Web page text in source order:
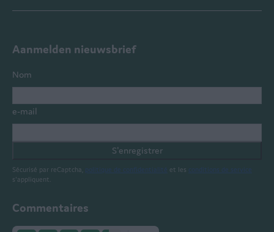
Aanmelden nieuwsbrief
Nom
e-mail
S'enregistrer
Sécurisé par reCaptcha, politique de confidentialité et les conditions de service
s'appliquent.
Commentaires